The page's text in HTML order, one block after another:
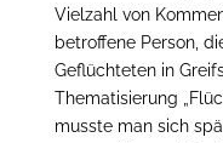
Vielzahl von
betroffene Person,
Geflüchteten in
Thematisierung
musste man sich